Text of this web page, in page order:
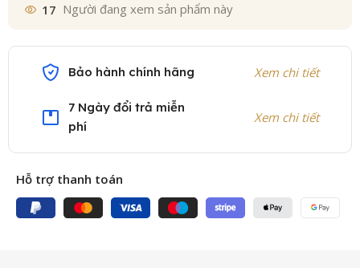
17 Người đang xem sản phẩm này
Bảo hành chính hãng Xem chi tiết
7 Ngày đổi trả miễn
phí
Xem chi tiết
Hỗ trợ thanh toán